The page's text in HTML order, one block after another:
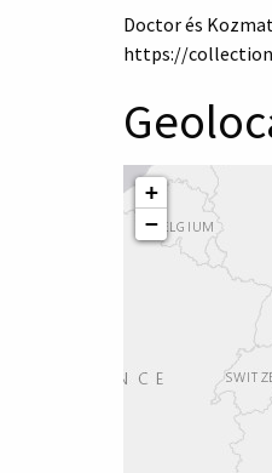
Doctor és
https://
+
−